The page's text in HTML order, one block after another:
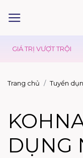
GIÁ TRỊ VƯỢT TRỘI
Trang chủ Tuyển
DỤNG